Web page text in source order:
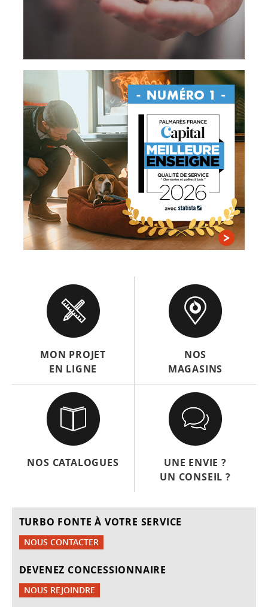
MON PROJET
EN LIGNE
NOS
MAGASINS
NOS CATALOGUES
UNE ENVIE ?
UN CONSEIL ?
TURBO FONTE À VOTRE SERVICE
NOUS CONTACTER
DEVENEZ CONCESSIONNAIRE
NOUS REJOINDRE